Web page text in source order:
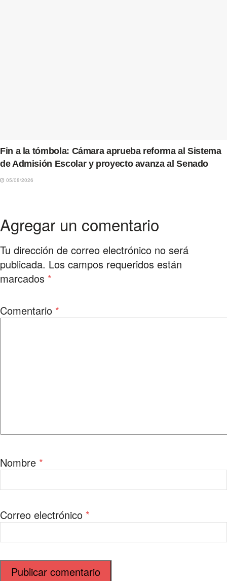
Fin a la tómbola: Cámara aprueba reforma al Sistema
de Admisión Escolar y proyecto avanza al Senado
05/08/2026
Agregar un comentario
Tu dirección de correo electrónico no será
publicada. Los campos requeridos están
marcados *
Comentario *
Nombre *
Correo electrónico *